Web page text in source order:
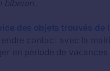
biberon.
des objets trouvés de
contact avec la
en période de